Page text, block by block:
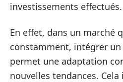
investissements effectués.
En effet, dans un marché
constamment, intégrer
permet une adaptation
nouvelles tendances.